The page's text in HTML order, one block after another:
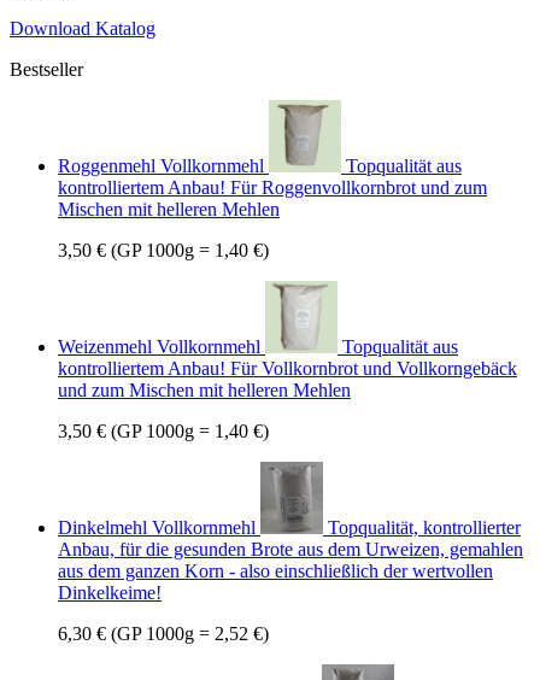
Download Katalog
Bestseller
Roggenmehl Vollkornmehl
Topqualität aus
kontrolliertem Anbau! Für Roggenvollkornbrot und zum
Mischen mit helleren Mehlen
3,50 € (GP 1000g = 1,40 €)
Weizenmehl Vollkornmehl
Topqualität aus
kontrolliertem Anbau! Für Vollkornbrot und Vollkorngebäck
und zum Mischen mit helleren Mehlen
3,50 € (GP 1000g = 1,40 €)
Dinkelmehl Vollkornmehl
Topqualität, kontrollierter
Anbau, für die gesunden Brote aus dem Urweizen, gemahlen
aus dem ganzen Korn - also einschließlich der wertvollen
Dinkelkeime!
6,30 € (GP 1000g = 2,52 €)